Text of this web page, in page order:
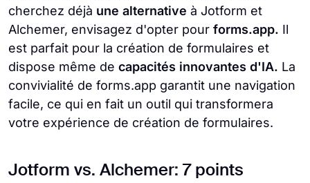
cherchez déjà une alternative à Jotform et
Alchemer, envisagez d'opter pour forms.app. Il
est parfait pour la création de formulaires et
dispose même de capacités innovantes d'IA. La
convivialité de forms.app garantit une navigation
facile, ce qui en fait un outil qui transformera
votre expérience de création de formulaires.
Jotform vs. Alchemer: 7 points